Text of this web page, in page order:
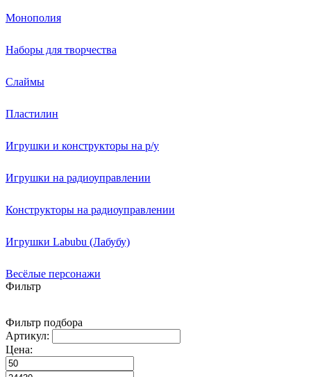
Монополия
Наборы для творчества
Слаймы
Пластилин
Игрушки и конструкторы на р/у
Игрушки на радиоуправлении
Конструкторы на радиоуправлении
Игрушки Labubu (Лабубу)
Весёлые персонажи
Фильтр
Фильтр подбора
Артикул:
Цена: